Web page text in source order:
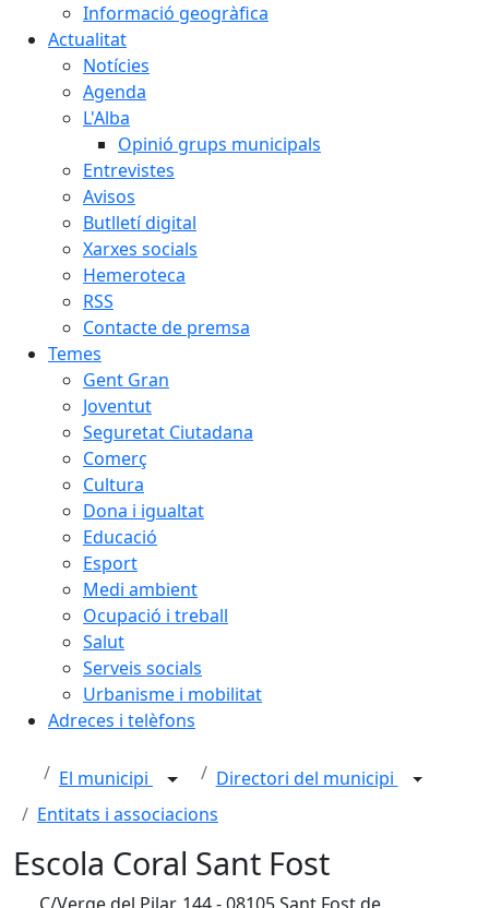
Informació geogràfica
Actualitat
Notícies
Agenda
L'Alba
Opinió grups municipals
Entrevistes
Avisos
Butlletí digital
Xarxes socials
Hemeroteca
RSS
Contacte de premsa
Temes
Gent Gran
Joventut
Seguretat Ciutadana
Comerç
Cultura
Dona i igualtat
Educació
Esport
Medi ambient
Ocupació i treball
Salut
Serveis socials
Urbanisme i mobilitat
Adreces i telèfons
El municipi
Directori del municipi
Entitats i associacions
Escola Coral Sant Fost